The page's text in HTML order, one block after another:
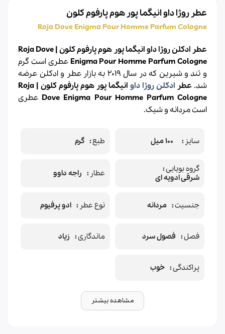
عطر روژا داو انیگما پور هوم پارفوم کلون
Roja Dove Enigma Pour Homme Parfum Cologne
عطر ادکلن روژا داو انیگما پور هوم پارفوم کلون | Roja Dove
Enigma Pour Homme Parfum Cologne عطری است گرم
و تند و شیرین که در سال 2019 به بازار عطر وادکلن عرضه
شد. عطر ادکلن روژا داو
انیگما پور هوم پارفوم کلون | Roja
Dove Enigma Pour Homme Parfum Cologne عطری
است مردانه و شیک.
سایز طبع گرم
گروه بویایی
شرقی ادویه ای
عطار راجه داوو
جنسیت مردانه نوع عطر ادو پرفیوم
فصل فصول سرد ماندگاری زیاد
پراکندگی خوب
مشاهده بیشتر